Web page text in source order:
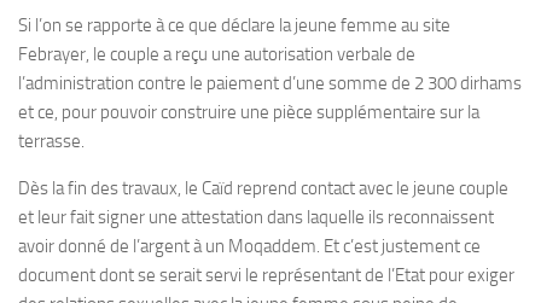
Si l’on se rapporte à ce que déclare la jeune femme au site
Febrayer, le couple a reçu une autorisation verbale de
l’administration contre le paiement d’une somme de 2 300 dirhams
et ce, pour pouvoir construire une pièce supplémentaire sur la
terrasse.
Dès la fin des travaux, le Caïd reprend contact avec le jeune couple
et leur fait signer une attestation dans laquelle ils reconnaissent
avoir donné de l’argent à un Moqaddem. Et c’est justement ce
document dont se serait servi le représentant de l’Etat pour exiger